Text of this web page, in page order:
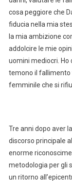
cosa peggiore che
fiducia nella mia
la mia ambizione
addolcire le mie
uomini mediocri. Ho
temono il
femminile che si
Tre anni dopo aver
discorso principale
enorme
metodologia per gli
un ritorno